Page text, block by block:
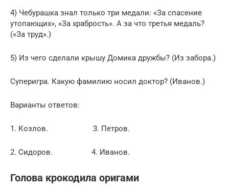
4) Чебурашка знал только три медали: «За спасение
утопающих», «За храбрость». А за что третья медаль?
(«За труд».)
5) Из чего сделали крышу Домика дружбы? (Из забора.)
Суперигра. Какую фамилию носил доктор? (Иванов.)
Варианты ответов:
1. Козлов. 3. Петров.
2. Сидоров. 4. Иванов.
Голова крокодила оригами